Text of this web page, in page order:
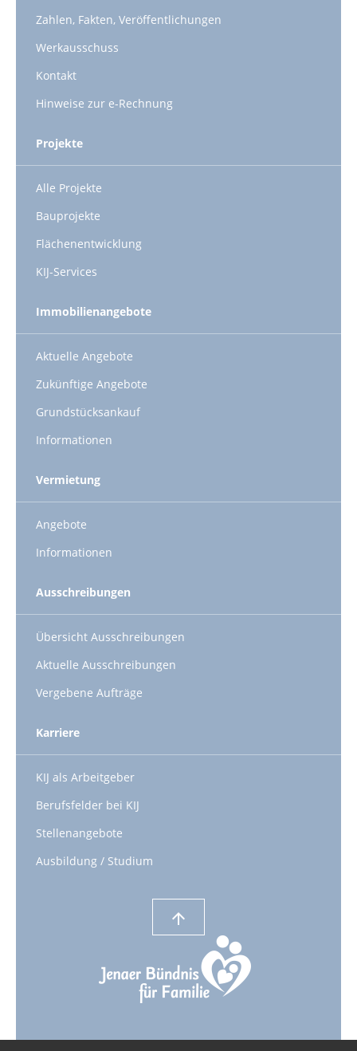
Zahlen, Fakten, Veröffentlichungen
Werkausschuss
Kontakt
Hinweise zur e-Rechnung
Projekte
Alle Projekte
Bauprojekte
Flächenentwicklung
KIJ-Services
Immobilienangebote
Aktuelle Angebote
Zukünftige Angebote
Grundstücksankauf
Informationen
Vermietung
Angebote
Informationen
Ausschreibungen
Übersicht Ausschreibungen
Aktuelle Ausschreibungen
Vergebene Aufträge
Karriere
KIJ als Arbeitgeber
Berufsfelder bei KIJ
Stellenangebote
Ausbildung / Studium
arrow_upward